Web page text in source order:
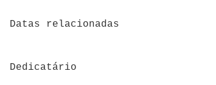
Datas relacionadas
Dedicatário